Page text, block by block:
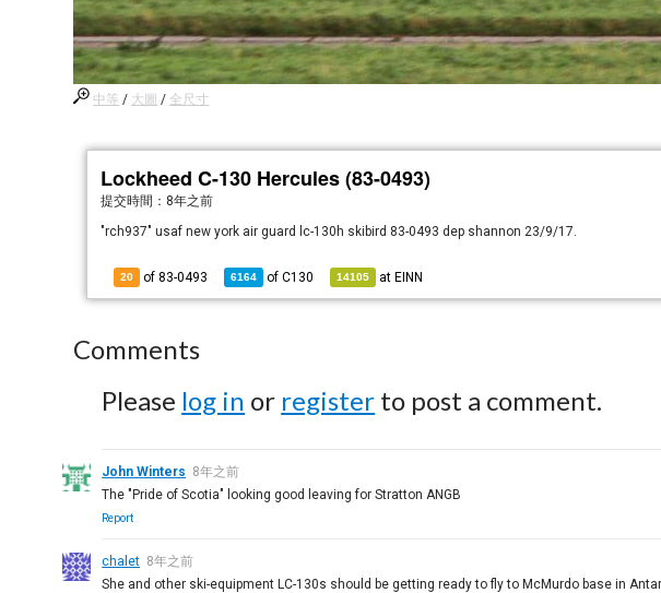
中等 / 大圖 / 全尺寸
Lockheed C-130 Hercules (83-0493)
提交時間： 8年之前
"rch937" usaf new york air guard lc-130h skibird 83-0493 dep shannon 23/9/17.
20 of 83-0493 6164 ofC130 14105 at EINN
Comments
Please log in or register to post a comment.
John Winters 8年之前
The "Pride of Scotia" looking good leaving for Stratton ANGB
Report
chalet 8年之前
She and other ski-equipment LC-130s should be getting ready to fly to McMurdo base in